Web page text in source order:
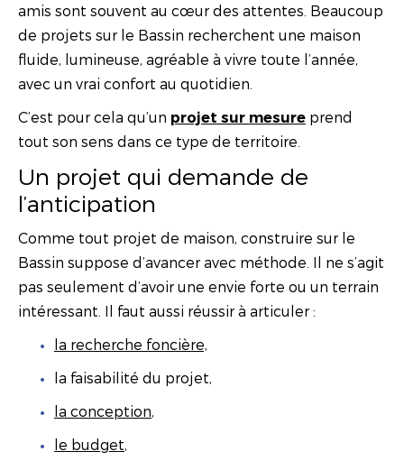
amis sont souvent au cœur des attentes. Beaucoup
de projets sur le Bassin recherchent une maison
fluide, lumineuse, agréable à vivre toute l’année,
avec un vrai confort au quotidien.
C’est pour cela qu’un projet sur mesure prend
tout son sens dans ce type de territoire.
Un projet qui demande de
l’anticipation
Comme tout projet de maison, construire sur le
Bassin suppose d’avancer avec méthode. Il ne s’agit
pas seulement d’avoir une envie forte ou un terrain
intéressant. Il faut aussi réussir à articuler :
la recherche foncière,
la faisabilité du projet,
la conception,
le budget,